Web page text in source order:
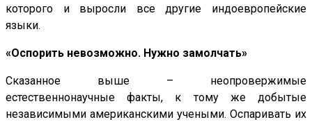
которого и выросли все другие индоевропейские
языки.
«Оспорить невозможно. Нужно замолчать»
Сказанное выше – неопровержимые
естественнонаучные факты, к тому же добытые
независимыми американскими учеными. Оспаривать их